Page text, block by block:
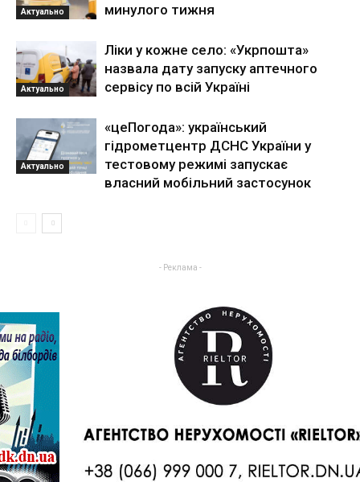
Актуально
минулого тижня
Актуально
Ліки у кожне село: «Укрпошта»
назвала дату запуску аптечного
сервісу по всій Україні
Актуально
«цеПогода»: український
гідрометцентр ДСНС України у
тестовому режимі запускає
власний мобільний застосунок
- Реклама -